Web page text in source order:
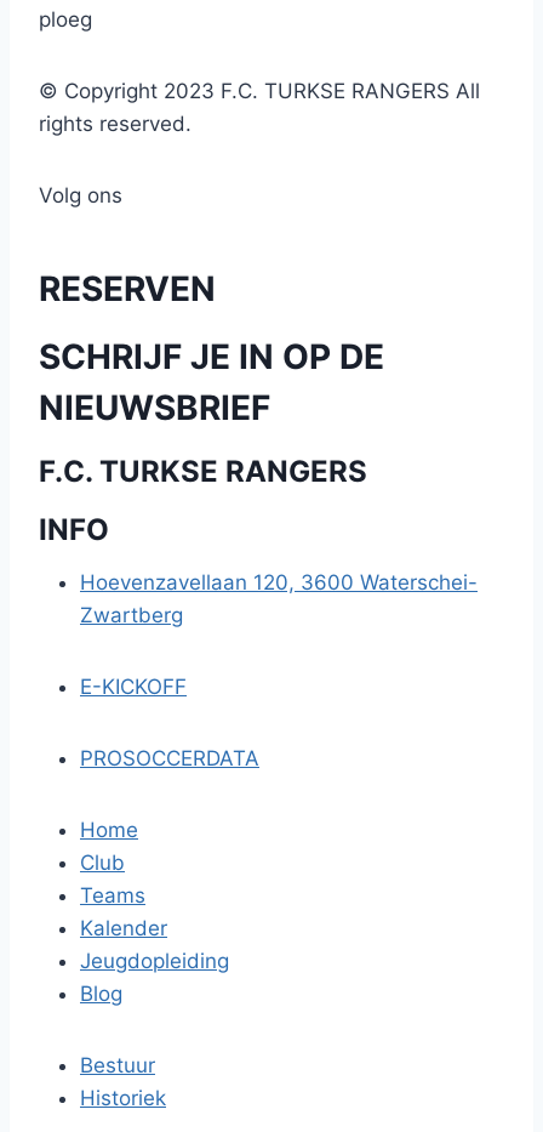
ploeg
© Copyright 2023 F.C. TURKSE RANGERS All
rights reserved.
Volg ons
RESERVEN
SCHRIJF JE IN OP DE
NIEUWSBRIEF
F.C. TURKSE RANGERS
INFO
Hoevenzavellaan 120, 3600 Waterschei-
Zwartberg
E-KICKOFF
PROSOCCERDATA
Home
Club
Teams
Kalender
Jeugdopleiding
Blog
Bestuur
Historiek